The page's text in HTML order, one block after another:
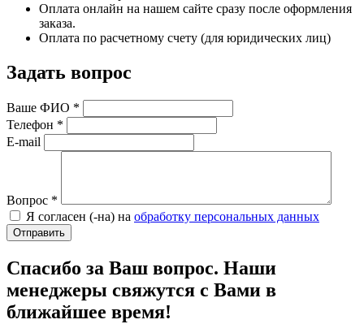
Оплата онлайн на нашем сайте сразу после оформления
заказа.
Оплата по расчетному счету (для юридических лиц)
Задать вопрос
Ваше ФИО *
Телефон *
E-mail
Вопрос *
Я согласен (-на) на обработку персональных данных
Спасибо за Ваш вопрос. Наши
менеджеры свяжутся с Вами в
ближайшее время!